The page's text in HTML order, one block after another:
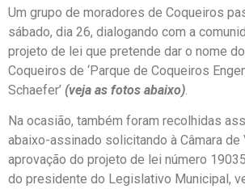
Um grupo de moradores de Coqueiros
sábado, dia 26, dialogando com a
projeto de lei que pretende dar o nome
Coqueiros de ‘Parque de Coqueiros
Schaefer’ (veja as fotos abaixo).
Na ocasião, também foram recolhidas
abaixo-assinado solicitando à Câmara de
aprovação do projeto de lei número
do presidente do Legislativo Municipal,